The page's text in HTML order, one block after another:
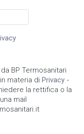
BP Termosanitari
materia di Privacy -
la rettifica o la
mail